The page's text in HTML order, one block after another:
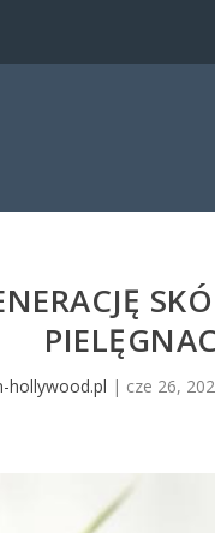
hollywood.pl | cze 26,